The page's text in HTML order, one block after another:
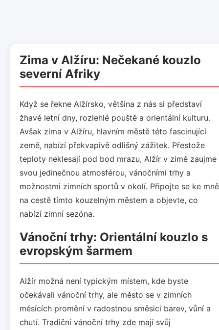
Zima v Alžíru: Nečekané kouzlo
severní Afriky
Když se řekne Alžírsko, většina z nás si představí
žhavé letní dny, rozlehlé pouště a orientální kulturu.
Avšak zima v Alžíru, hlavním městě této fascinující
země, nabízí překvapivě odlišný zážitek. Přestože
teploty neklesají pod bod mrazu, Alžír v zimě zaujme
svou jedinečnou atmosférou, vánočními trhy a
možnostmi zimních sportů v okolí. Připojte se ke mně
na cestě tímto kouzelným městem a objevte, co
nabízí zimní sezóna.
Vánoční trhy: Orientální kouzlo s
evropským šarmem
Alžír možná není typickým místem, kde byste
očekávali vánoční trhy, ale město se v zimních
měsících promění v radostnou směsici barev, vůní a
chutí. Tradiční vánoční trhy zde mají svůj